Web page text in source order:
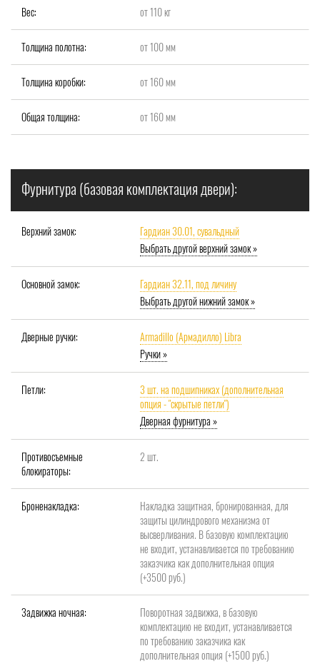
Вес: от 110 кг
Толщина полотна: от 100 мм
Толщина коробки: от 160 мм
Общая толщина: от 160 мм
Фурнитура (базовая комплектация двери):
Верхний замок:
Гардиан 30.01, сувальдный
Выбрать другой верхний замок »
Основной замок:
Гардиан 32.11, под личину
Выбрать другой нижний замок »
Дверные ручки:
Armadillo (Армадилло) Libra
Ручки »
Петли:
3 шт. на подшипниках (дополнительная
опция - "скрытые петли")
Дверная фурнитура »
Противосъемные
блокираторы:
2 шт.
Броненакладка:
Накладка защитная, бронированная, для
защиты цилиндрового механизма от
высверливания. В базовую комплектацию
не входит, устанавливается по требованию
заказчика как дополнительная опция
(+3500 руб.)
Задвижка ночная:
Поворотная задвижка, в базовую
комплектацию не входит, устанавливается
по требованию заказчика как
дополнительная опция (+1500 руб.)